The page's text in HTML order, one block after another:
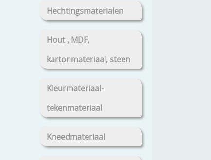
Hechtingsmaterialen
Hout , MDF,
kartonmateriaal, steen
Kleurmateriaal-
tekenmateriaal
Kneedmateriaal